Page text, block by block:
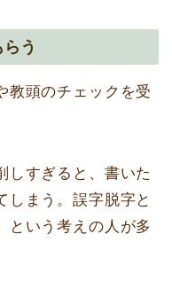
う
教頭のチェックを受
しすぎると、書いた
しまう。誤字脱字と
という考えの人が多